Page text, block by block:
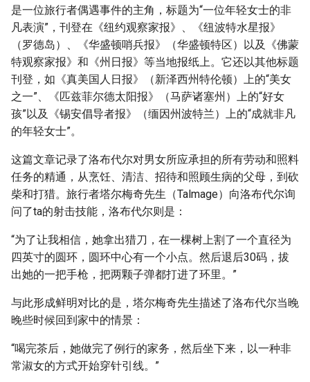
是一位旅行者偶遇事件的主角，标题为“一位年轻女士的非
凡表演”，刊登在《纽约观察家报》、《纽波特水星报》
（罗德岛）、《华盛顿哨兵报》（华盛顿特区）以及《佛蒙
特观察家报》和《州日报》等当地报纸上。它还以其他标题
刊登，如《真美国人日报》（新泽西州特伦顿）上的“美女
之一”、《匹兹菲尔德太阳报》（马萨诸塞州）上的“好女
孩”以及《锡安倡导者报》（缅因州波特兰）上的“成就非凡
的年轻女士”。
这篇文章记录了洛布代尔对男女所应承担的所有劳动和照料
任务的精通，从烹饪、清洁、招待和照顾生病的父母，到砍
柴和打猎。旅行者塔尔梅奇先生（Talmage）向洛布代尔询
问了ta的射击技能，洛布代尔则是：
“为了让我相信，她拿出猎刀，在一棵树上割了一个直径为
四英寸的圆环，圆环中心有一个小点。然后退后30码，拔
出她的一把手枪，把两颗子弹都打进了环里。”
与此形成鲜明对比的是，塔尔梅奇先生描述了洛布代尔当晚
晚些时候回到家中的情景：
“喝完茶后，她做完了例行的家务，然后坐下来，以一种非
常淑女的方式开始穿针引线。”